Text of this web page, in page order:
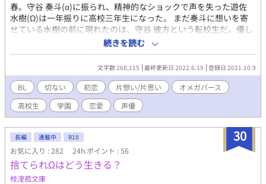
春。守谷 奏斗(‪α‬)に振られ、精神的なショックで声を失った遊佐
水樹(Ω)は一年振りに高校三年生になった。 まだ奏斗に想いを寄
せている水樹の前に現れたのは、守谷 彼方という転校生だ。優し
い性格と笑顔を絶やさないところ以外は奏斗とそっくりの彼方か
ら「友達になってくれるかな？」とお願いされる水樹。 水樹は奏
斗にはされたことのない優しさを彼方からたくさんもらい、初め
てで温かい友情関係に戸惑いが隠せない。 そんなある日、水樹の
十九の誕生日がやってきて──。
続きを読む
文字数 268,115 最終更新日 2022.6.19 登録日 2021.10.9
BL 切ない 初恋 片想い/片思い
オメガバース
高校生
学園 恋愛 声優
30
長編 連載中 R18
お気に入り : 282 24h.ポイント : 56
捨てられΩはどう生きる？
枝浬菰文庫